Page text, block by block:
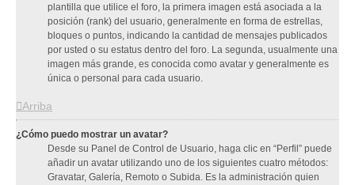
plantilla que utilice el foro, la primera imagen está asociada a la
posición (rank) del usuario, generalmente en forma de estrellas,
bloques o puntos, indicando la cantidad de mensajes publicados
por usted o su estatus dentro del foro. La segunda, usualmente una
imagen más grande, es conocida como avatar y generalmente es
única o personal para cada usuario.
Arriba
¿Cómo puedo mostrar un avatar?
Desde su Panel de Control de Usuario, haga clic en “Perfil” puede
añadir un avatar utilizando uno de los siguientes cuatro métodos:
Gravatar, Galería, Remoto o Subida. Es la administración quien